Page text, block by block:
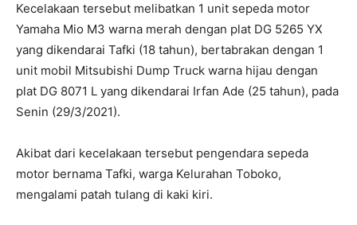
Kecelakaan tersebut melibatkan 1 unit sepeda motor
Yamaha Mio M3 warna merah dengan plat DG 5265 YX
yang dikendarai Tafki (18 tahun), bertabrakan dengan 1
unit mobil Mitsubishi Dump Truck warna hijau dengan
plat DG 8071 L yang dikendarai Irfan Ade (25 tahun), pada
Senin (29/3/2021).
Akibat dari kecelakaan tersebut pengendara sepeda
motor bernama Tafki, warga Kelurahan Toboko,
mengalami patah tulang di kaki kiri.